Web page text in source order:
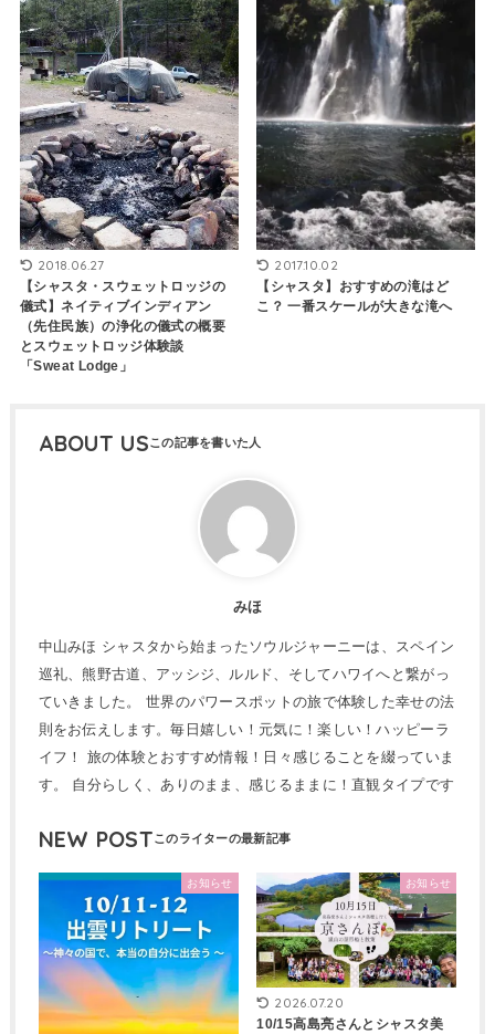
2018.06.27
【シャスタ・スウェットロッジの
儀式】ネイティブインディアン
（先住民族）の浄化の儀式の概要
とスウェットロッジ体験談
「Sweat Lodge」
2017.10.02
【シャスタ】おすすめの滝はど
こ？ 一番スケールが大きな滝へ
ABOUT US
みほ
中山みほ シャスタから始まったソウルジャーニーは、スペイン
巡礼、熊野古道、アッシジ、ルルド、そしてハワイへと繋がっ
ていきました。 世界のパワースポットの旅で体験した幸せの法
則をお伝えします。毎日嬉しい！元気に！楽しい！ハッピーラ
イフ！ 旅の体験とおすすめ情報！日々感じることを綴っていま
す。 自分らしく、ありのまま、感じるままに！直観タイプです
NEW POST
お知らせ お知らせ
2026.07.20
10/15高島亮さんとシャスタ美